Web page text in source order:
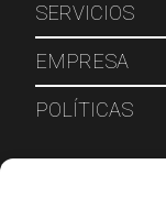
SERVICIOS
EMPRESA
POLÍTICAS